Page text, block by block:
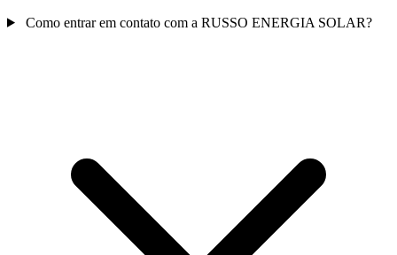
Como entrar em contato com a RUSSO ENERGIA SOLAR?